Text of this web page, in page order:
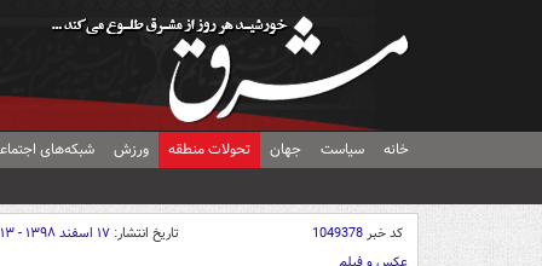
خانه سیاست جهان تحولات منطقه ورزش شبکه‌های
کد خبر1049378 تاریخ انتشار: ۱۷ اسفند ۱۳۹۸ - ۱۵:۱۳